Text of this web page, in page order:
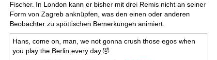
Fischer. In London kann er bisher mit drei Remis nicht an seiner
Form von Zagreb anknüpfen, was den einen oder anderen
Beobachter zu spöttischen Bemerkungen animiert.
Hans, come on, man, we not gonna crush those egos when
you play the Berlin every day.🤣